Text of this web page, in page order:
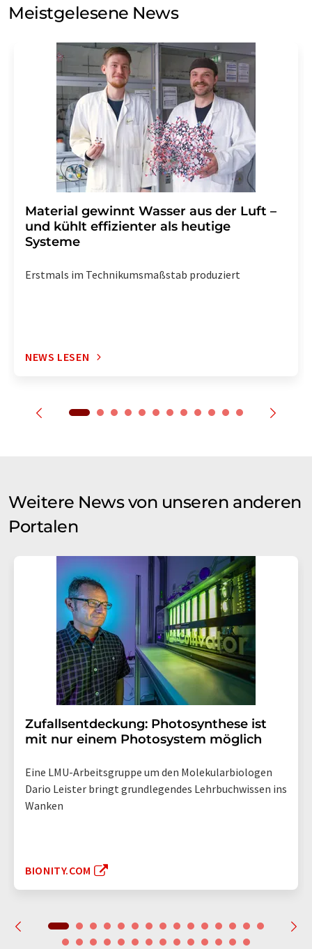
Meinungsforschung per E-Mail kontaktieren. Ihre
Einwilligung können Sie jederzeit ohne Angabe von
Str. 2, 12489 Berlin oder per E-Mail unter
widerruf@lumitos.commit Wirkung für die Zukunft
widerrufen. Zudem ist in jeder E-Mail ein Link zur
Abbestellung des entsprechenden Newsletters
enthalten.
Meistgelesene News
Material gewinnt Wasser aus der Luft –
und kühlt effizienter als heutige
Systeme
Erstmals im Technikumsmaßstab produziert
NEWS LESEN
Weitere News von unseren anderen
Portalen
Zufallsentdeckung: Photosynthese ist
mit nur einem Photosystem möglich
Eine LMU-Arbeitsgruppe um den Molekularbiologen
Dario Leister bringt grundlegendes Lehrbuchwissen ins
Wanken
BIONITY.COM